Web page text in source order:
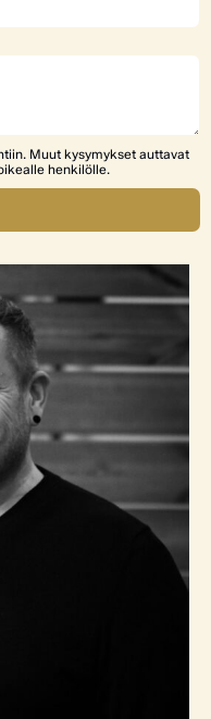
Muut kysymykset auttavat
henkilölle.